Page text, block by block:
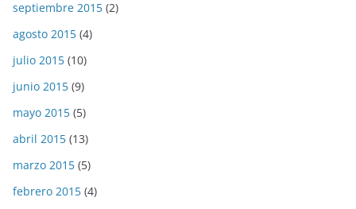
septiembre 2015 (2)
agosto 2015 (4)
julio 2015 (10)
junio 2015 (9)
mayo 2015 (5)
abril 2015 (13)
marzo 2015 (5)
febrero 2015 (4)